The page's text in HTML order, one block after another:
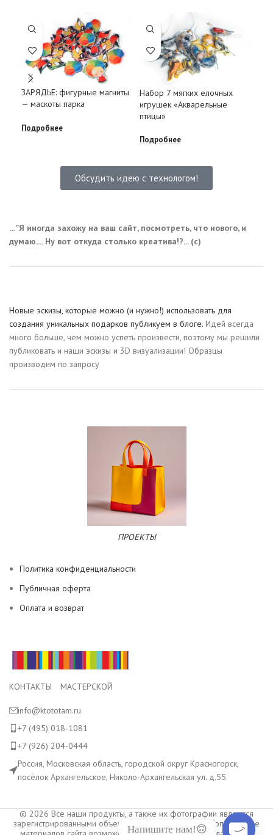
ЗАРЯДЬЕ: фигурные магниты
— маскоты парка
Подробнее
Набор 7 мягких елочных
игрушек «Акварельные
птицы»
Подробнее
Обсудить идею с технологом!
... "Я иногда захожу на ваш сайт, посмотреть, что нового, и
думаю.... Ну вот откуда столько креатива!?... (с)
Новые эскизы, которые можно (и нужно!) использовать для
создания уникальных подарков публикуем в блоге. Идей всегда
много больше, чем можно успеть произвести, поэтому мы решили
публиковать и наши эскизы и 3D визуализации! Образцы
производим по запросу
ПРОЕКТЫ
Политика конфиденциальности
Публичная оферта
Оплата и возврат
КОНТАКТЫ МАСТЕРСКОЙ
info@ktototam.ru
+7 (495) 018-1081
+7 (926) 204-0444
Россия, Московская область, городской округ Красногорск,
посёлок Архангельское, Николо-Архангельская ул. д.55
© 2026 Все наши продукты, а также их фотографии являются
зарегистрированными объектами авторского права. Копирование
Напишите нам!🙃